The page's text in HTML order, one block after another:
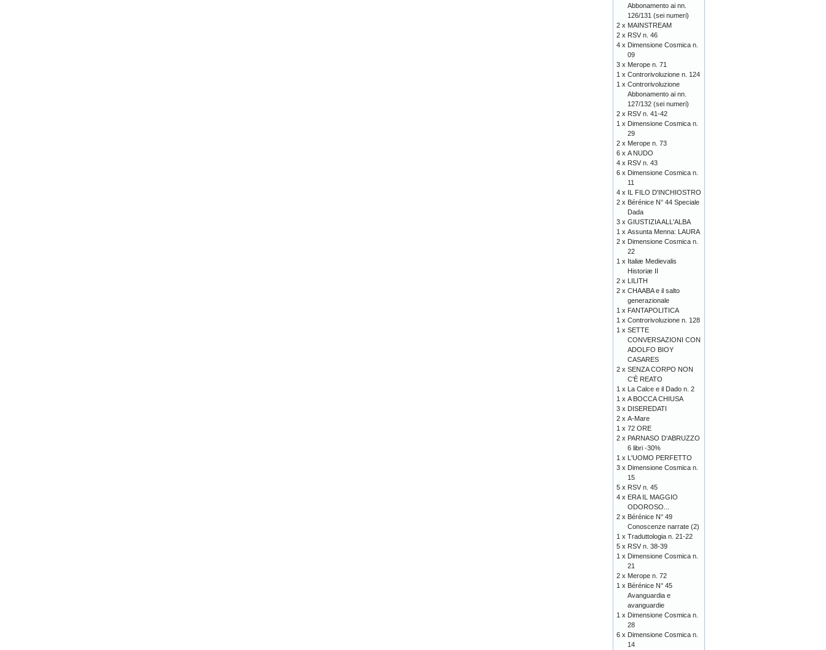
Abbonamento ai nn.
126/131 (sei numeri)
2 x MAINSTREAM
2 x RSV n. 46
4 x Dimensione Cosmica n.
09
3 x Merope n. 71
1 x Controrivoluzione n. 124
1 x Controrivoluzione
Abbonamento ai nn.
127/132 (sei numeri)
2 x RSV n. 41-42
1 x Dimensione Cosmica n.
29
2 x Merope n. 73
6 x A NUDO
4 x RSV n. 43
6 x Dimensione Cosmica n.
11
4 x IL FILO D'INCHIOSTRO
2 x Bérénice N° 44 Speciale
Dada
3 x GIUSTIZIA ALL'ALBA
1 x Assunta Menna: LAURA
2 x Dimensione Cosmica n.
22
1 x Italiæ Medievalis
Historiæ II
2 x LILITH
2 x CHAABA e il salto
generazionale
1 x FANTAPOLITICA
1 x Controrivoluzione n. 128
1 x SETTE
CONVERSAZIONI CON
ADOLFO BIOY
CASARES
2 x SENZA CORPO NON
C'È REATO
1 x La Calce e il Dado n. 2
1 x A BOCCA CHIUSA
3 x DISEREDATI
2 x A-Mare
1 x 72 ORE
2 x PARNASO D'ABRUZZO
6 libri -30%
1 x L'UOMO PERFETTO
3 x Dimensione Cosmica n.
15
5 x RSV n. 45
4 x ERA IL MAGGIO
ODOROSO...
2 x Bérénice N° 49
Conoscenze narrate (2)
1 x Traduttologia n. 21-22
5 x RSV n. 38-39
1 x Dimensione Cosmica n.
21
2 x Merope n. 72
1 x Bérénice N° 45
Avanguardia e
avanguardie
1 x Dimensione Cosmica n.
28
6 x Dimensione Cosmica n.
14